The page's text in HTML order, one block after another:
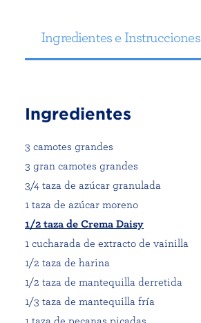
Ingredientes e Instrucciones
Ingredientes
3 camotes grandes
3 gran camotes grandes
3/4 taza de azúcar granulada
1 taza de azúcar moreno
1/2 taza de Crema Daisy
1 cucharada de extracto de vainilla
1/2 taza de harina
1/2 taza de mantequilla derretida
1/3 taza de mantequilla fría
1 taza de pecanas picadas